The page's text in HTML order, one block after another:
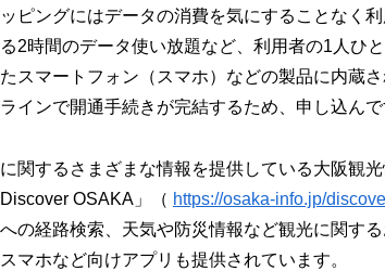
ピングにはデータの消費を気にすることなく
2時間のデータ使い放題など、利用者の1人ひ
スマートフォン（スマホ）などの製品に内蔵
インで開通手続きが完結するため、申し込ん
関するさまざまな情報を提供している大阪観
OSAKA」（ https://osaka-info.jp/
の経路検索、天気や防災情報など観光に関す
マホなど向けアプリも提供されています。